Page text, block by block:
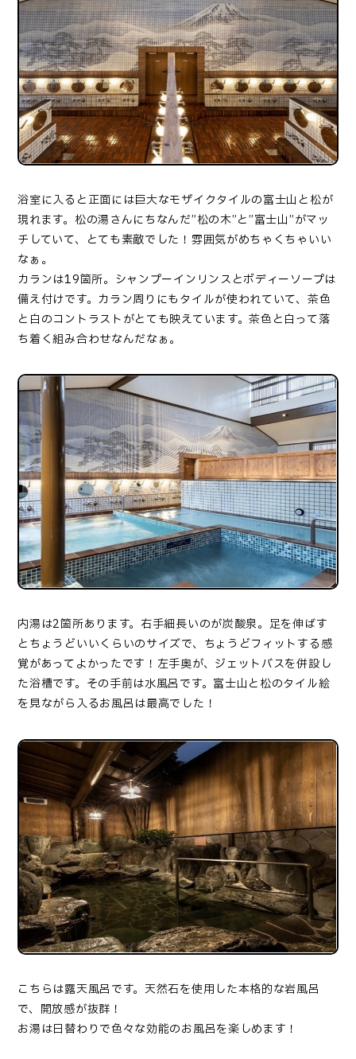
浴室に入ると正面には巨大なモザイクタイルの富士山と松が
現れます。松の湯さんにちなんだ”松の木”と”富士山”がマッ
チしていて、とても素敵でした！雰囲気がめちゃくちゃいい
なぁ。
カランは19箇所。シャンプーインリンスとボディーソープは
備え付けです。カラン周りにもタイルが使われていて、茶色
と白のコントラストがとても映えています。茶色と白って落
ち着く組み合わせなんだなぁ。
内湯は2箇所あります。右手細長いのが炭酸泉。足を伸ばす
とちょうどいいくらいのサイズで、ちょうどフィットする感
覚があってよかったです！左手奥が、ジェットバスを併設し
た浴槽です。その手前は水風呂です。富士山と松のタイル絵
を見ながら入るお風呂は最高でした！
こちらは露天風呂です。天然石を使用した本格的な岩風呂
で、開放感が抜群！
お湯は日替わりで色々な効能のお風呂を楽しめます！